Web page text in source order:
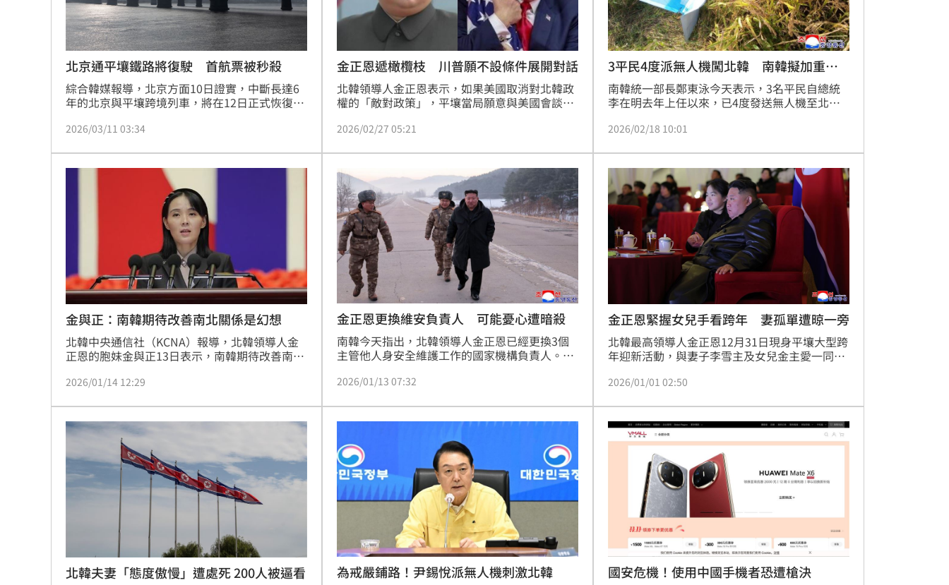
北京通平壤鐵路將復駛 首航票被秒殺
綜合韓媒報導，北京方面10日證實，中斷長達6
年的北京與平壤跨境列車，將在12日正式恢復通
已經全部賣光光，而且現階段「有錢也不一定能
2026/03/11 03:34
金正恩遞橄欖枝 川普願不設條件展開對話
北韓領導人金正恩表示，如果美國取消對北韓政
權的「敵對政策」，平壤當局願意與美國會談。
「無任何先決條件」下與北韓對話。
2026/02/27 05:21
3平民4度派無人機闖北韓 南韓擬加重刑
責
南韓統一部長鄭東泳今天表示，3名平民自總統
李在明去年上任以來，已4度發送無人機至北
2026/02/18 10:01
金與正：南韓期待改善南北關係是幻想
北韓中央通信社（KCNA）報導，北韓領導人金
正恩的胞妹金與正13日表示，南韓期待改善南北
2026/01/14 12:29
金正恩更換維安負責人 可能憂心遭暗殺
南韓今天指出，北韓領導人金正恩已經更換3個
主管他人身安全維護工作的國家機構負責人。這
2026/01/13 07:32
金正恩緊握女兒手看跨年 妻孤單遭晾一旁
北韓最高領導人金正恩12月31日現身平壤大型跨
年迎新活動，與妻子李雪主及女兒金主愛一同觀
民軍的付出，還特別向派往俄羅斯作戰的朝鮮人
向。
2026/01/01 02:50
北韓夫妻「態度傲慢」遭處死 200人被逼看 為戒嚴鋪路！尹錫悅派無人機刺激北韓 國安危機！使用中國手機者恐遭槍決